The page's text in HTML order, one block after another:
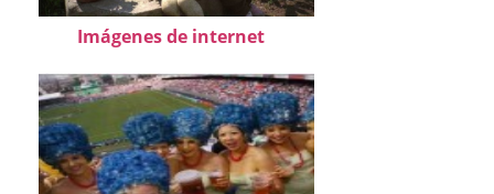
Imágenes de internet